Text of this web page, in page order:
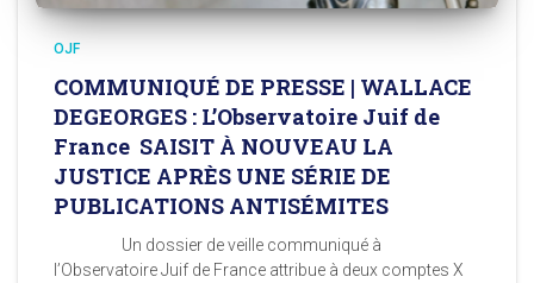
OJF
COMMUNIQUÉ DE PRESSE | WALLACE
DEGEORGES : L’Observatoire Juif de
France SAISIT À NOUVEAU LA
JUSTICE APRÈS UNE SÉRIE DE
PUBLICATIONS ANTISÉMITES
Un dossier de veille communiqué à
l’Observatoire Juif de France attribue à deux comptes X